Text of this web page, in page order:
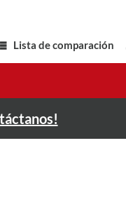
Lista de comparación